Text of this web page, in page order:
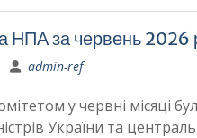
НПА за червень 2026
admin-ref
у червні місяці
України та